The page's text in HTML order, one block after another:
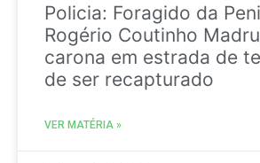
Policia: Foragido da
Rogério Coutinho
carona em estrada de
de ser recapturado
VER MATÉRIA »